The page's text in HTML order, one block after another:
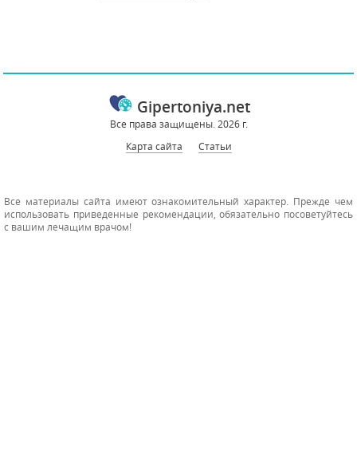
Gipertoniya.net
Все права защищены. 2026 г.
Карта сайта
Статьи
Все материалы сайта имеют ознакомительный характер. Прежде чем
использовать приведенные рекомендации, обязательно посоветуйтесь
с вашим лечащим врачом!